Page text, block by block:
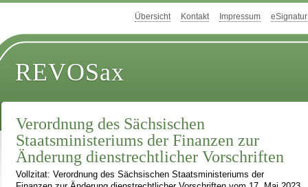
Übersicht Kontakt Impressum eSignatur
REVOSax
Verordnung des Sächsischen
Staatsministeriums der Finanzen zur
Änderung dienstrechtlicher Vorschriften
Vollzitat: Verordnung des Sächsischen Staatsministeriums der